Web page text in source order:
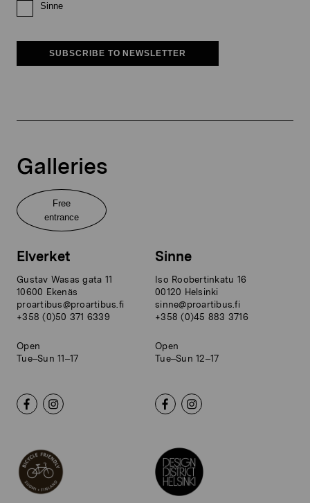
Sinne
SUBSCRIBE TO NEWSLETTER
Galleries
Free
entrance
Elverket
Gustav Wasas gata 11
10600 Ekenäs
proartibus@proartibus.fi
+358 (0)50 371 6339
Open
Tue–Sun 11–17
Sinne
Iso Roobertinkatu 16
00120 Helsinki
sinne@proartibus.fi
+358 (0)45 883 3716
Open
Tue–Sun 12–17